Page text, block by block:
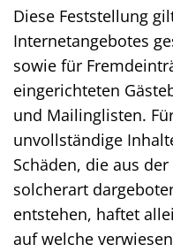
Diese Feststellung
Internetangebotes
sowie für
eingerichteten
und Mailinglisten.
unvollständige
Schäden, die aus
solcherart
entstehen, haftet
auf welche